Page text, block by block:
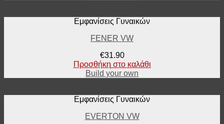
Εμφανίσεις Γυναικών
FENER VW
€31.90
Προσθήκη στο καλάθι
Build your own
Εμφανίσεις Γυναικών
EVERTON VW